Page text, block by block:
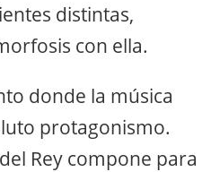
distintas,
con ella.
donde la música
protagonismo.
Rey compone para